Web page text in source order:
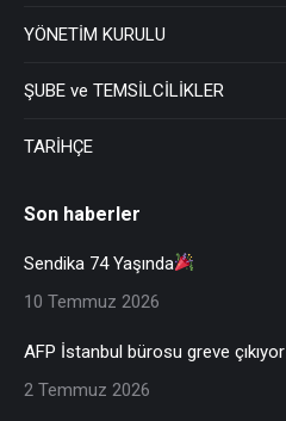
YÖNETİM KURULU
ŞUBE ve TEMSİLCİLİKLER
TARİHÇE
Son haberler
Sendika 74 Yaşında
10 Temmuz 2026
AFP İstanbul bürosu greve çıkıyor
2 Temmuz 2026